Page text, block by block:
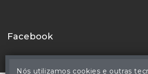
Facebook
Nós utilizamos cookies e outras